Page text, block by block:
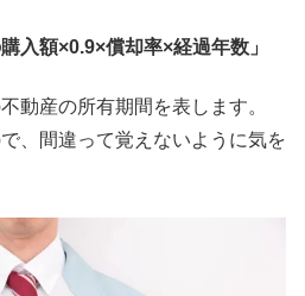
入額×0.9×償却率×経過年数」
動産の所有期間を表します。
、間違って覚えないように気を